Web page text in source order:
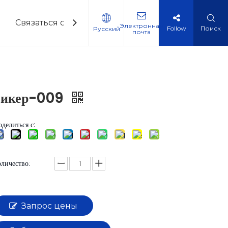
Связаться с нами
PусскийЭлектронная
почта
Follow Поиск
009
с:
Запрос цены